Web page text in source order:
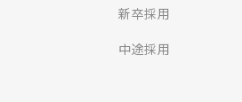
新卒採用
中途採用